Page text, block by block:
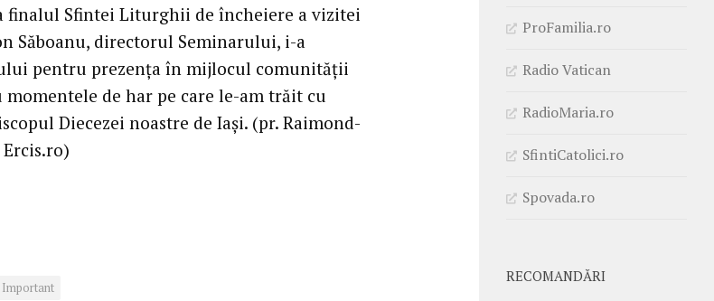
finalul Sfintei Liturghii de încheiere a vizitei
Săboanu, directorul Seminarului, i-a
pentru prezența în mijlocul comunității
de har pe care le-am trăit cu
Diecezei noastre de Iași. (pr. Raimond-
Important
ProFamilia.ro
Radio Vatican
RadioMaria.ro
SfintiCatolici.ro
Spovada.ro
RECOMANDĂRI